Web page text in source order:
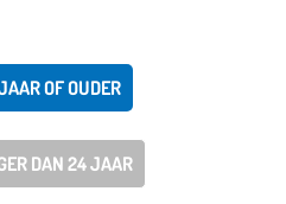
OF OUDER
DAN 24 JAAR
op het spel zetten, zoals Absolute
niet op orde te hebben en door
ondervindt nu wat de
door de Amerikaanse en